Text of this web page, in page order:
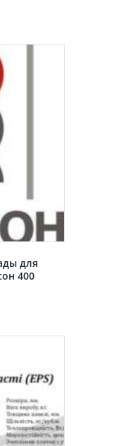
для
400